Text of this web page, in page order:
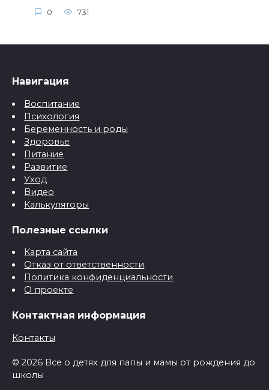
0 731
Навигация
Воспитание
Психология
Беременность и роды
Здоровье
Питание
Развитие
Уход
Видео
Калькуляторы
Полезные ссылки
Карта сайта
Отказ от ответственности
Политика конфиденциальности
О проекте
Контактная информация
Контакты
© 2026 Все о детях для папы и мамы от рождения до
школы